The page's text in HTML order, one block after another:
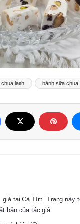
lạnh bánh sữa chua
giả tại Cà Tím. Trang này
bản của tác giả.